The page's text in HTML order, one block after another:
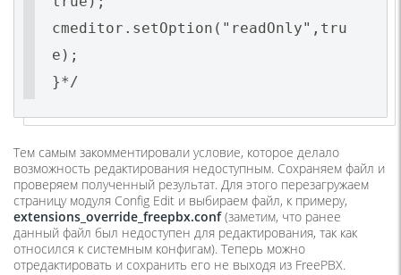
cmeditor.setOption("readOnly",tru
e);
}*/
Тем самым закомментировали условие, которое делало
возможность редактирования недоступным. Сохраняем файл и
проверяем полученный результат. Для этого перезагружаем
страницу модуля Config Edit и выбираем файл, к примеру,
extensions_ override_ freepbx.conf(заметим, что ранее
данный файл был недоступен для редактирования, так как
относился к системным конфигам). Теперь можно
отредактировать и сохранить его не выходя из FreePBX.